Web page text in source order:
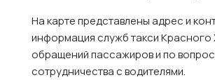
На карте представлены адрес и
информация служб такси Красного
обращений пассажиров и по
сотрудничества с водителями.